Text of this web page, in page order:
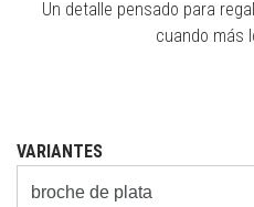
Un detalle pensado para
cuando más
VARIANTES